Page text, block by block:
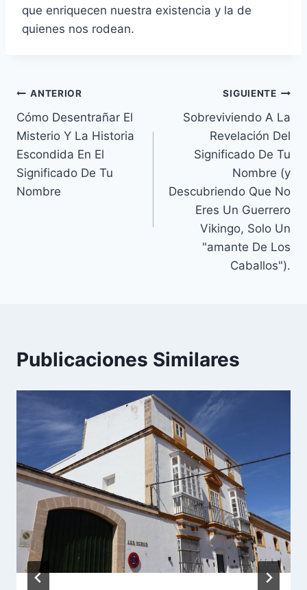
que enriquecen nuestra existencia y la de
quienes nos rodean.
Navegación
de
entradas
ANTERIOR
Cómo Desentrañar El
Misterio Y La Historia
Escondida En El
Significado De Tu
Nombre
SIGUIENTE
Sobreviviendo A La
Revelación Del
Significado De Tu
Nombre (y
Descubriendo Que No
Eres Un Guerrero
Vikingo, Solo Un
"amante De Los
Caballos").
Publicaciones Similares